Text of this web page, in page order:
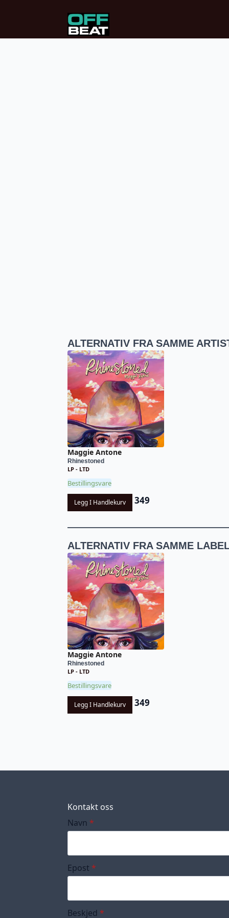
ALTERNATIV FRA SAMME
Maggie Antone
Rhinestoned
LP - LTD
Bestillingsvare
Legg I Handlekurv 349
ALTERNATIV FRA SAMME
Maggie Antone
Rhinestoned
LP - LTD
Bestillingsvare
Legg I Handlekurv 349
Kontakt oss
Navn *
Epost *
Beskjed *